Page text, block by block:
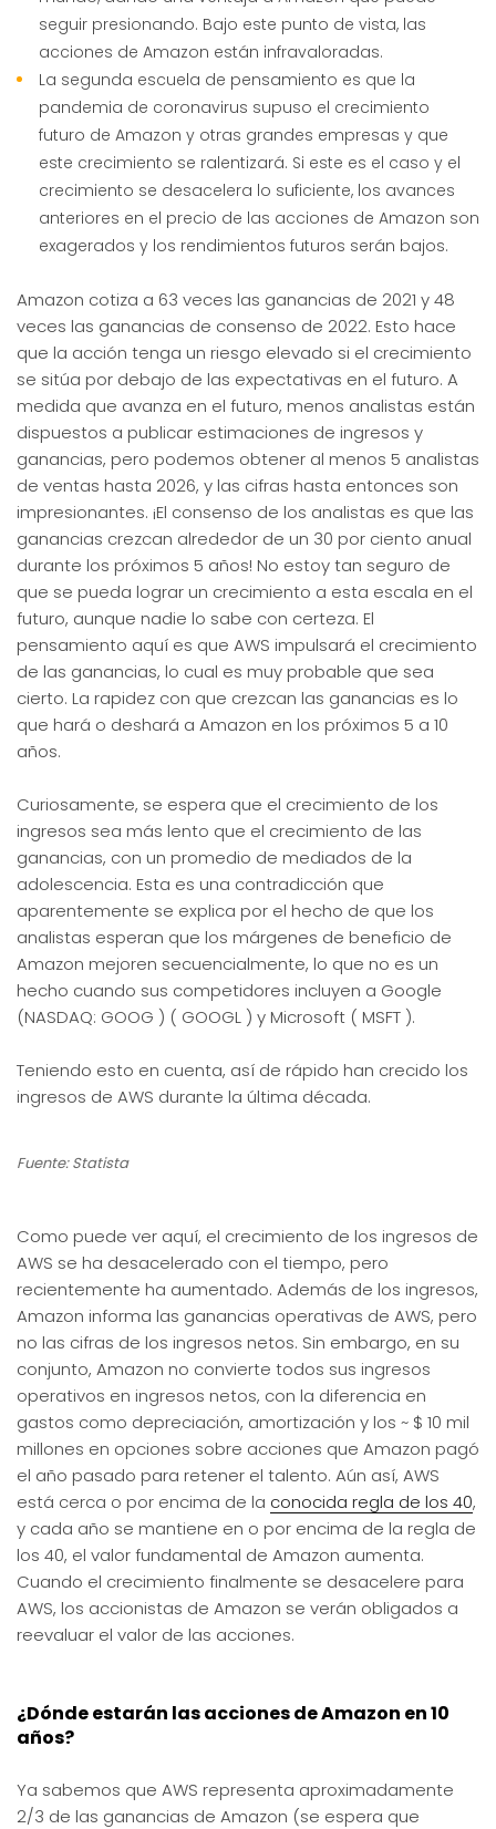
seguir presionando. Bajo este punto de vista, las
acciones de Amazon están infravaloradas.
La segunda escuela de pensamiento es que la
pandemia de coronavirus supuso el crecimiento
futuro de Amazon y otras grandes empresas y que
este crecimiento se ralentizará. Si este es el caso y el
crecimiento se desacelera lo suficiente, los avances
anteriores en el precio de las acciones de Amazon son
exagerados y los rendimientos futuros serán bajos.
Amazon cotiza a 63 veces las ganancias de 2021 y 48
veces las ganancias de consenso de 2022. Esto hace
que la acción tenga un riesgo elevado si el crecimiento
se sitúa por debajo de las expectativas en el futuro. A
medida que avanza en el futuro, menos analistas están
dispuestos a publicar estimaciones de ingresos y
ganancias, pero podemos obtener al menos 5 analistas
de ventas hasta 2026, y las cifras hasta entonces son
impresionantes. ¡El consenso de los analistas es que las
ganancias crezcan alrededor de un 30 por ciento anual
durante los próximos 5 años! No estoy tan seguro de
que se pueda lograr un crecimiento a esta escala en el
futuro, aunque nadie lo sabe con certeza. El
pensamiento aquí es que AWS impulsará el crecimiento
de las ganancias, lo cual es muy probable que sea
cierto. La rapidez con que crezcan las ganancias es lo
que hará o deshará a Amazon en los próximos 5 a 10
años.
Curiosamente, se espera que el crecimiento de los
ingresos sea más lento que el crecimiento de las
ganancias, con un promedio de mediados de la
adolescencia. Esta es una contradicción que
aparentemente se explica por el hecho de que los
analistas esperan que los márgenes de beneficio de
Amazon mejoren secuencialmente, lo que no es un
hecho cuando sus competidores incluyen a Google
(NASDAQ: GOOG ) ( GOOGL ) y Microsoft ( MSFT ).
Teniendo esto en cuenta, así de rápido han crecido los
ingresos de AWS durante la última década.
Fuente: Statista
Como puede ver aquí, el crecimiento de los ingresos de
AWS se ha desacelerado con el tiempo, pero
recientemente ha aumentado. Además de los ingresos,
Amazon informa las ganancias operativas de AWS, pero
no las cifras de los ingresos netos. Sin embargo, en su
conjunto, Amazon no convierte todos sus ingresos
operativos en ingresos netos, con la diferencia en
gastos como depreciación, amortización y los ~ $ 10 mil
millones en opciones sobre acciones que Amazon pagó
el año pasado para retener el talento. Aún así, AWS
está cerca o por encima de la conocida regla de los 40,
y cada año se mantiene en o por encima de la regla de
los 40, el valor fundamental de Amazon aumenta.
Cuando el crecimiento finalmente se desacelere para
AWS, los accionistas de Amazon se verán obligados a
reevaluar el valor de las acciones.
¿Dónde estarán las acciones de Amazon en 10
años?
Ya sabemos que AWS representa aproximadamente
2/3 de las ganancias de Amazon (se espera que